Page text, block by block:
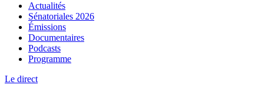
Actualités
Sénatoriales 2026
Émissions
Documentaires
Podcasts
Programme
Le direct